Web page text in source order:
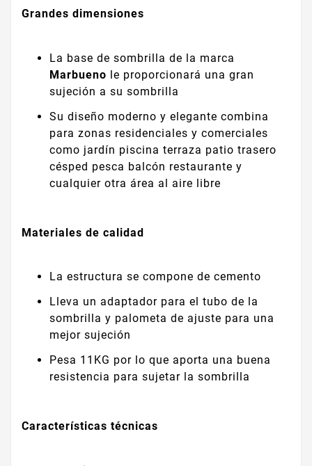
Grandes dimensiones
La base de sombrilla de la marca
Marbueno le proporcionará una gran
sujeción a su sombrilla
Su diseño moderno y elegante combina
para zonas residenciales y comerciales
como jardín piscina terraza patio trasero
césped pesca balcón restaurante y
cualquier otra área al aire libre
Materiales de calidad
La estructura se compone de cemento
Lleva un adaptador para el tubo de la
sombrilla y palometa de ajuste para una
mejor sujeción
Pesa 11KG por lo que aporta una buena
resistencia para sujetar la sombrilla
Características técnicas